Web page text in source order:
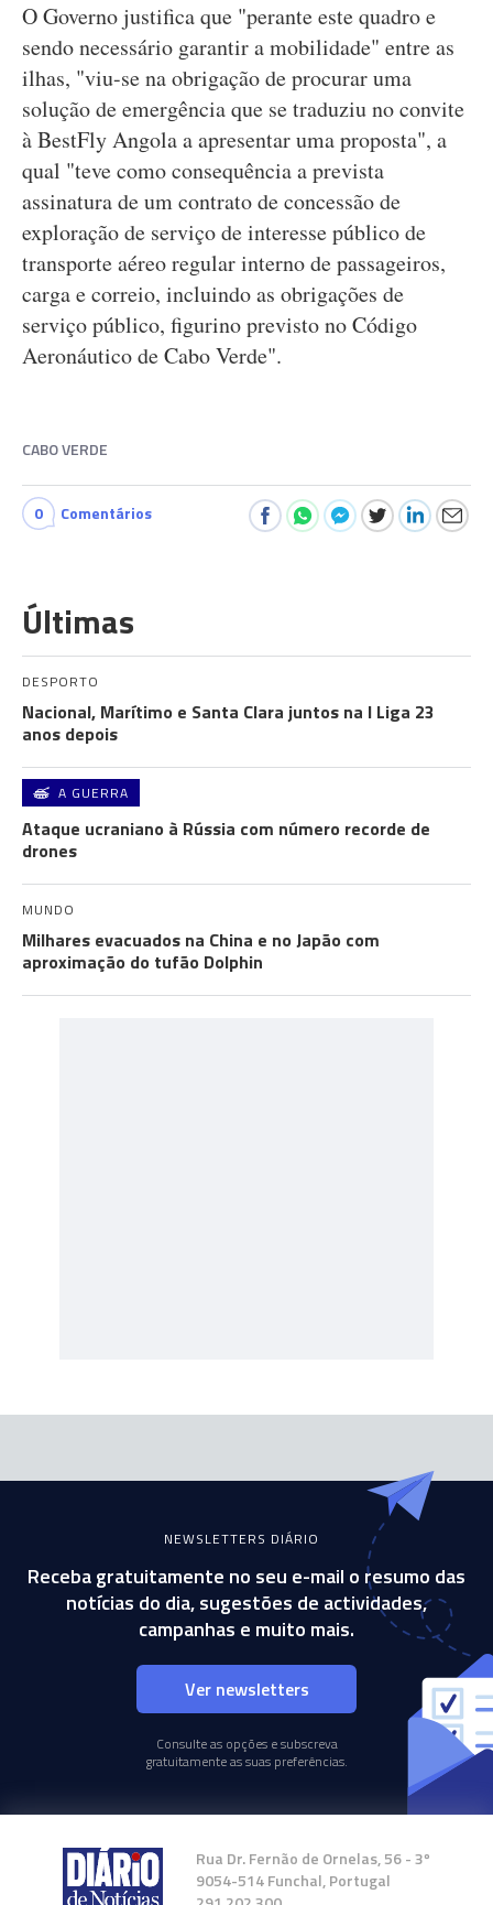
O Governo justifica que "perante este quadro e
sendo necessário garantir a mobilidade" entre as
ilhas, "viu-se na obrigação de procurar uma
solução de emergência que se traduziu no convite
à BestFly Angola a apresentar uma proposta", a
qual "teve como consequência a prevista
assinatura de um contrato de concessão de
exploração de serviço de interesse público de
transporte aéreo regular interno de passageiros,
carga e correio, incluindo as obrigações de
serviço público, figurino previsto no Código
Aeronáutico de Cabo Verde".
CABO VERDE
0 Comentários
Últimas
DESPORTO
Nacional, Marítimo e Santa Clara juntos na I Liga 23
anos depois
A GUERRA
Ataque ucraniano à Rússia com número recorde de
drones
MUNDO
Milhares evacuados na China e no Japão com
aproximação do tufão Dolphin
NEWSLETTERS DIÁRIO
Receba gratuitamente no seu e-mail o resumo das
notícias do dia, sugestões de actividades,
campanhas e muito mais.
Ver newsletters
Consulte as opções e subscreva
gratuitamente as suas preferências.
Rua Dr. Fernão de Ornelas, 56 - 3º
9054-514 Funchal, Portugal